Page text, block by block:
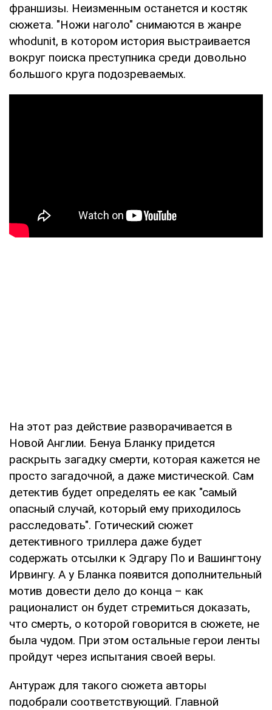
франшизы. Неизменным останется и костяк
сюжета. "Ножи наголо" снимаются в жанре
whodunit, в котором история выстраивается
вокруг поиска преступника среди довольно
большого круга подозреваемых.
На этот раз действие разворачивается в
Новой Англии. Бенуа Бланку придется
раскрыть загадку смерти, которая кажется не
просто загадочной, а даже мистической. Сам
детектив будет определять ее как "самый
опасный случай, который ему приходилось
расследовать". Готический сюжет
детективного триллера даже будет
содержать отсылки к Эдгару По и Вашингтону
Ирвингу. А у Бланка появится дополнительный
мотив довести дело до конца – как
рационалист он будет стремиться доказать,
что смерть, о которой говорится в сюжете, не
была чудом. При этом остальные герои ленты
пройдут через испытания своей веры.
Антураж для такого сюжета авторы
подобрали соответствующий. Главной